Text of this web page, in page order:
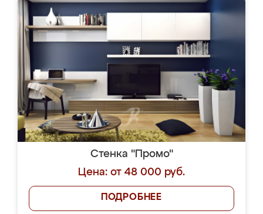
Стенка "Промо"
Цена: от 48 000 руб.
ПОДРОБНЕЕ